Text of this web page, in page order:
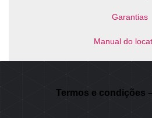
Termos e condições
Garantias
Manual do
NOSSOS
Área do Proprietário